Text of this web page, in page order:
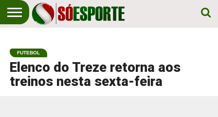
EM
PRIMEIRO
LUGAR!
ESPORTE
FUTEBOL
Elenco do Treze retorna aos
treinos nesta sexta-feira